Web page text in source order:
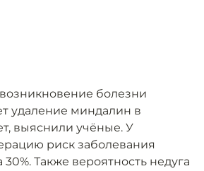
болезни
удаление миндалин в
выяснили учёные. У
риск заболевания
30%. Также вероятность недуга